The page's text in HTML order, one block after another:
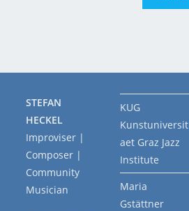
STEFAN
HECKEL
Improviser |
Composer |
Community
Musician
KUG
Kunstuniversit
aet Graz Jazz
Institute
Maria
Gstättner